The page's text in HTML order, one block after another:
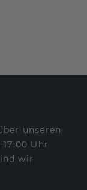
unseren
Uhr
wir